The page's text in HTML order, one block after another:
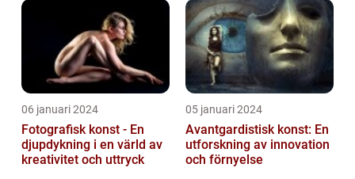
06 januari 2024
Fotografisk konst - En
djupdykning i en värld av
kreativitet och uttryck
05 januari 2024
Avantgardistisk konst: En
utforskning av innovation
och förnyelse